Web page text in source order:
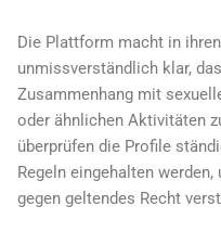
Die Plattform macht in
unmissverständlich klar,
Zusammenhang mit
oder ähnlichen Aktivitäten
überprüfen die Profile
Regeln eingehalten
gegen geltendes Recht